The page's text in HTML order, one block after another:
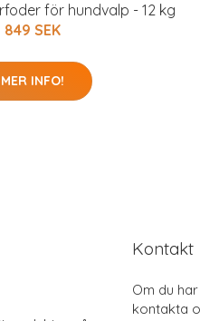
för hundvalp - 12 kg
849 SEK
MER INFO!
Kontakt
Om du
kontakta